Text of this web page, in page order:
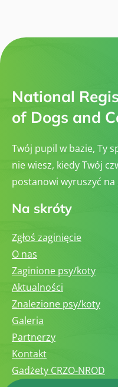
National
of Dogs and
Twój pupil w bazie, Ty
nie wiesz, kiedy Twój
postanowi wyruszyć na
Na skróty
Zgłoś zaginięcie
O nas
Zaginione psy/koty
Aktualności
Znalezione psy/koty
Galeria
Partnerzy
Kontakt
Gadżety CRZO-NROD